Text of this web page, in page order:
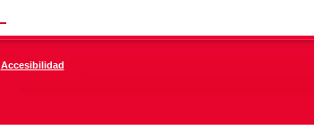
Accesibilidad